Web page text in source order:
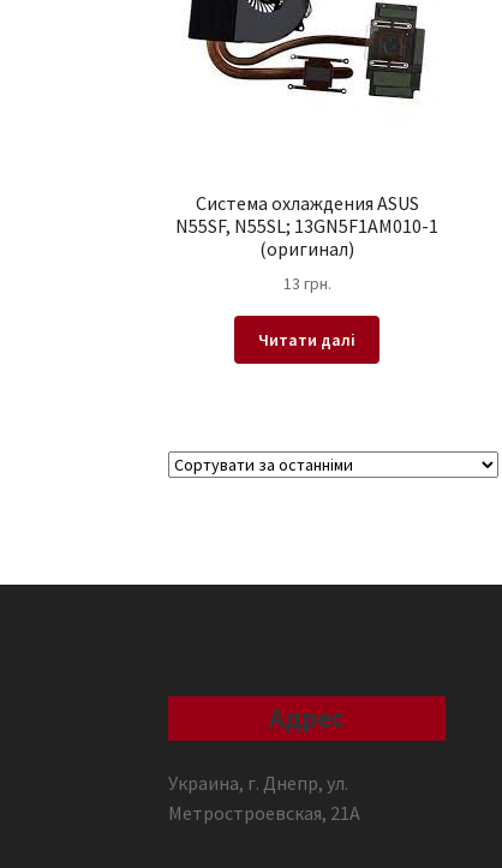
Система охлаждения ASUS
N55SF, N55SL; 13GN5F1AM010-1
(оригинал)
13 грн.
Читати далі
Адрес
Украина, г. Днепр, ул.
Метростроевская, 21А